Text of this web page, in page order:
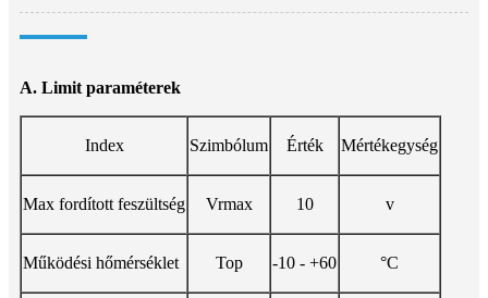
A. Limit paraméterek
Index Szimbólum Érték Mértékegység
Max fordított feszültség Vrmax 10 v
Működési hőmérséklet Top -10 - +60 °C